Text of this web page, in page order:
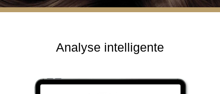
Analyse intelligente